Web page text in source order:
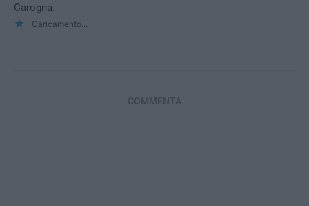
Carogna.
Caricamento...
COMMENTA